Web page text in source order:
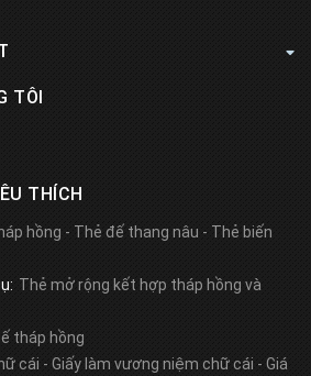
TÔI
THÍCH
hồng - Thẻ đế thang nâu - Thẻ biến
Thẻ mở rộng kết hợp tháp hồng và
tháp hồng
cái - Giấy làm vương niệm chữ cái - Giá